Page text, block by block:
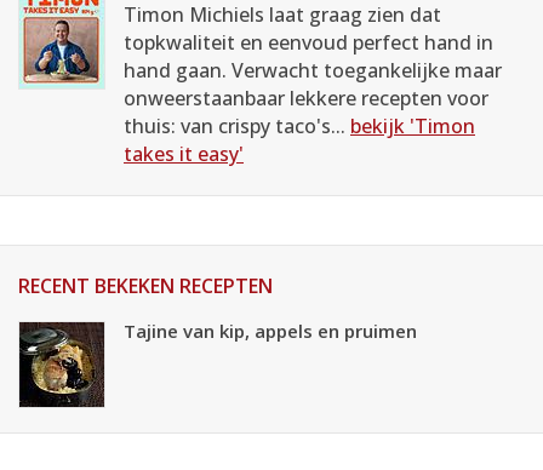
Timon Michiels laat graag zien dat
topkwaliteit en eenvoud perfect hand in
hand gaan. Verwacht toegankelijke maar
onweerstaanbaar lekkere recepten voor
thuis: van crispy taco's... bekijk 'Timon
takes it easy'
RECENT BEKEKEN RECEPTEN
Tajine van kip, appels en pruimen